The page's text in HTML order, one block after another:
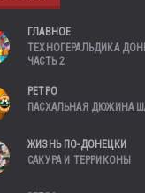
ГЛАВНОЕ
ТЕХНОГЕРАЛЬДИКА
ЧАСТЬ 2
РЕТРО
ПАСХАЛЬНАЯ ДЮЖИНА
ЖИЗНЬ ПО-ДОНЕЦКИ
САКУРА И ТЕРРИКОНЫ